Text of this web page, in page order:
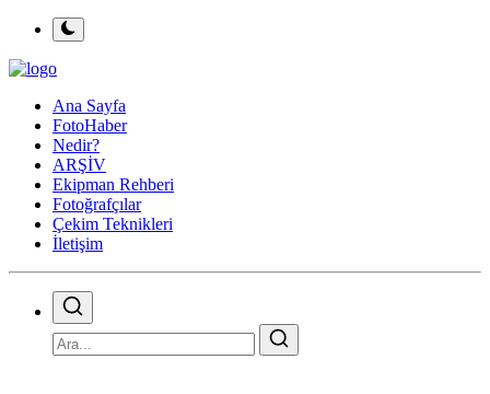
Ana Sayfa
FotoHaber
Nedir?
ARŞİV
Ekipman Rehberi
Fotoğrafçılar
Çekim Teknikleri
İletişim